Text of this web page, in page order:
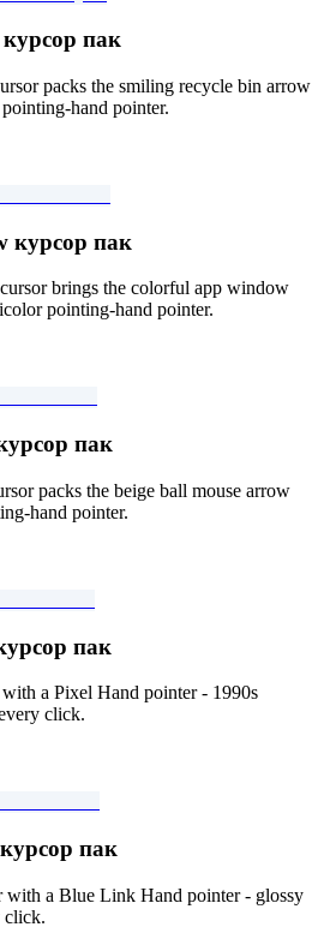
пак
packs the smiling recycle bin arrow
hand pointer.
курсор пак
brings the colorful app window
pointing-hand pointer.
пак
packs the beige ball mouse arrow
hand pointer.
пак
a Pixel Hand pointer - 1990s
click.
пак
a Blue Link Hand pointer - glossy
click.